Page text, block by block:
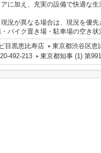
に加え、充実の設備で快適な生
況が異なる場合は、現況を優先
バイク置き場・駐車場の空き状
目黒恵比寿店
東京都渋谷区恵
492-213
東京都知事 (1) 第